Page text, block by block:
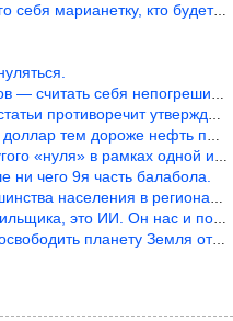
кто будет следующим…
считать себя непогрешимым.
противоречит утверждению &qu
тем дороже нефть продадим.
в рамках одной и той же с
ни чего 9я часть балабола.
населения в регионах нищенские
это ИИ. Он нас и похоронит. М
планету Земля от глупого ви